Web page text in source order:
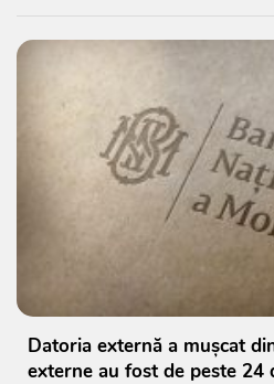
Datoria externă a mușcat
externe au fost de peste 24